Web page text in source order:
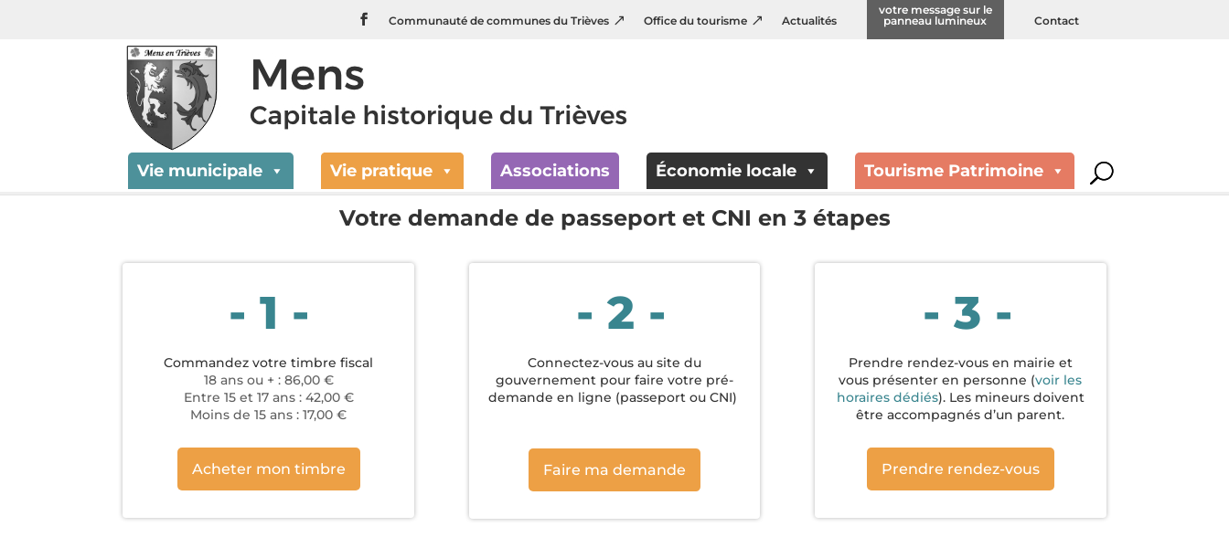
Communauté de communes du Trièves Office du tourisme Actualités
votre message sur le
panneau lumineux
Contact
Vie municipale Vie pratique Associations Économie locale Tourisme Patrimoine
Passeport et Carte Nationale d’Identité (CNI)
Votre demande de passeport et CNI en 3 étapes
- 1 -
Commandez votre timbre fiscal
18 ans ou + : 86,00 €
Entre 15 et 17 ans : 42,00 €
Moins de 15 ans : 17,00 €
Acheter mon timbre
- 2 -
Connectez-vous au site du
gouvernement pour faire votre pré-
demande en ligne (passeport ou CNI)
Faire ma demande
- 3 -
Prendre rendez-vous en mairie et
vous présenter en personne (voir les
horaires dédiés). Les mineurs doivent
être accompagnés d’un parent.
Prendre rendez-vous